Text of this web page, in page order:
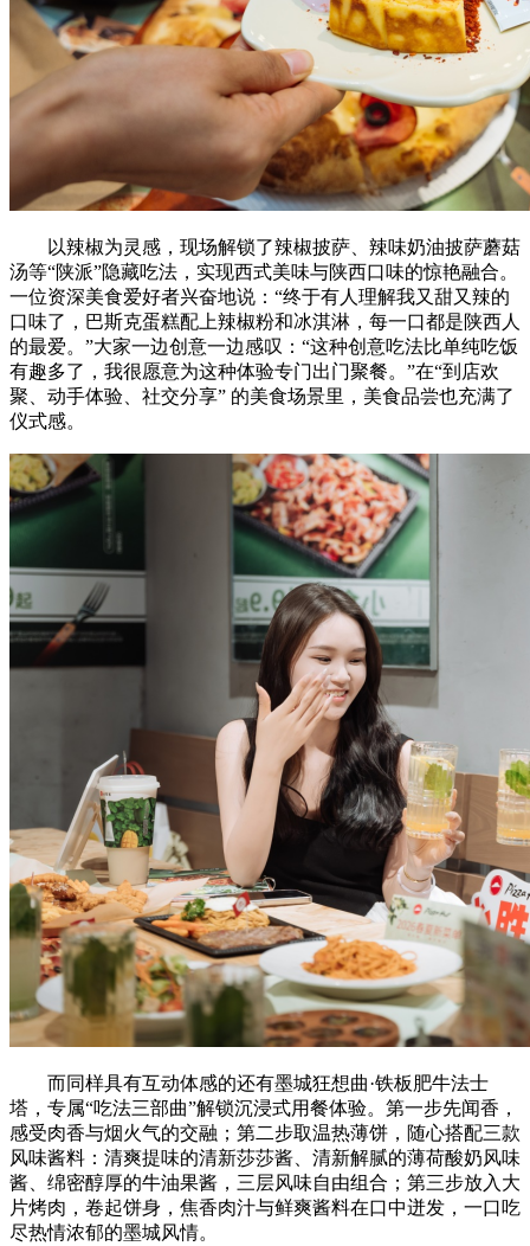
以辣椒为灵感，现场解锁了辣椒披萨、辣味奶油披萨蘑菇
汤等“陕派”隐藏吃法，实现西式美味与陕西口味的惊艳融合。
一位资深美食爱好者兴奋地说：“终于有人理解我又甜又辣的
口味了，巴斯克蛋糕配上辣椒粉和冰淇淋，每一口都是陕西人
的最爱。”大家一边创意一边感叹：“这种创意吃法比单纯吃饭
有趣多了，我很愿意为这种体验专门出门聚餐。”在“到店欢
聚、动手体验、社交分享” 的美食场景里，美食品尝也充满了
仪式感。
而同样具有互动体感的还有墨城狂想曲·铁板肥牛法士
塔，专属“吃法三部曲”解锁沉浸式用餐体验。第一步先闻香，
感受肉香与烟火气的交融；第二步取温热薄饼，随心搭配三款
风味酱料：清爽提味的清新莎莎酱、清新解腻的薄荷酸奶风味
酱、绵密醇厚的牛油果酱，三层风味自由组合；第三步放入大
片烤肉，卷起饼身，焦香肉汁与鲜爽酱料在口中迸发，一口吃
尽热情浓郁的墨城风情。